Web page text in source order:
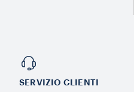
SERVIZIO CLIENTI​